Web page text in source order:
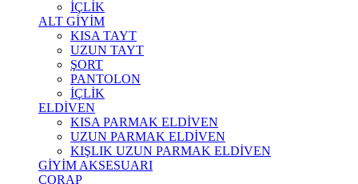
İÇLİK
ALT GİYİM
KISA TAYT
UZUN TAYT
ŞORT
PANTOLON
İÇLİK
ELDİVEN
KISA PARMAK ELDİVEN
UZUN PARMAK ELDİVEN
KIŞLIK UZUN PARMAK ELDİVEN
GİYİM AKSESUARI
ÇORAP